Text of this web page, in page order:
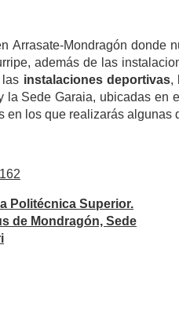
Arrasate-Mondragón donde
además de las
las instalaciones deportivas,
Sede Garaia, ubicadas en
los que realizarás algunas
Politécnica Superior.
de Mondragón, Sede